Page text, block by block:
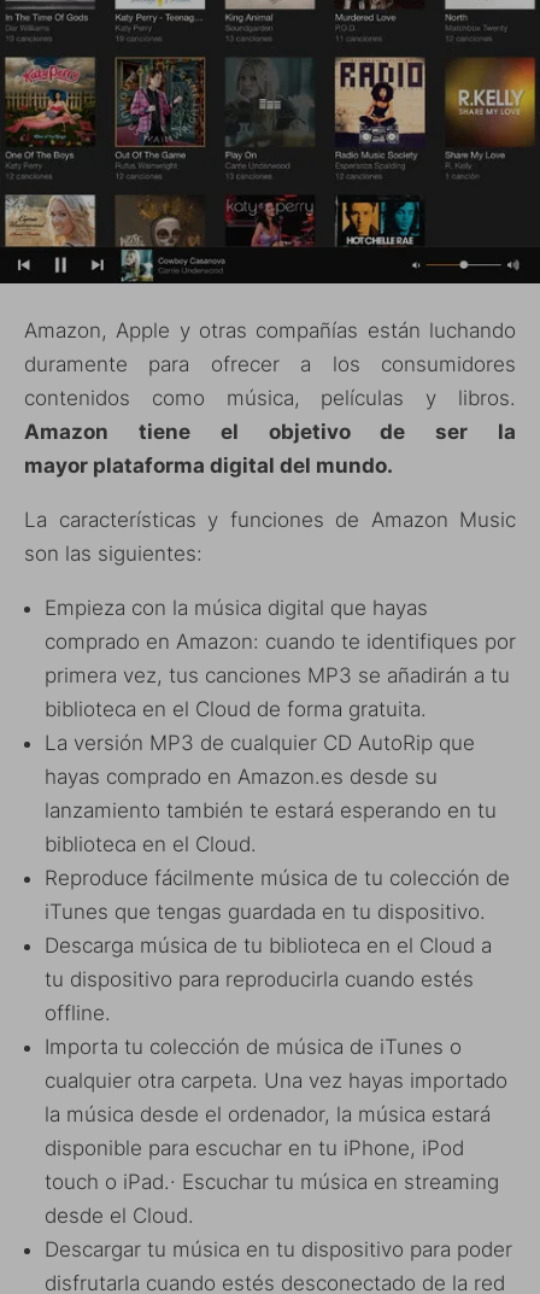
Amazon, Apple y otras compañías están luchando
duramente para ofrecer a los consumidores
contenidos como música, películas y libros.
Amazon tiene el objetivo de ser la
mayor plataforma digital del mundo.
La características y funciones de Amazon Music
son las siguientes:
Empieza con la música digital que hayas
comprado en Amazon: cuando te identifiques por
primera vez, tus canciones MP3 se añadirán a tu
biblioteca en el Cloud de forma gratuita.
La versión MP3 de cualquier CD AutoRip que
hayas comprado en Amazon.es desde su
lanzamiento también te estará esperando en tu
biblioteca en el Cloud.
Reproduce fácilmente música de tu colección de
iTunes que tengas guardada en tu dispositivo.
Descarga música de tu biblioteca en el Cloud a
tu dispositivo para reproducirla cuando estés
offline.
Importa tu colección de música de iTunes o
cualquier otra carpeta. Una vez hayas importado
la música desde el ordenador, la música estará
disponible para escuchar en tu iPhone, iPod
touch o iPad.· Escuchar tu música en streaming
desde el Cloud.
Descargar tu música en tu dispositivo para poder
disfrutarla cuando estés desconectado de la red